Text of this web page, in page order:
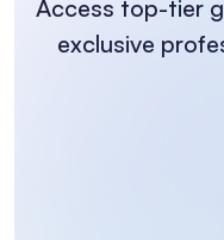
Access top-tier
exclusive